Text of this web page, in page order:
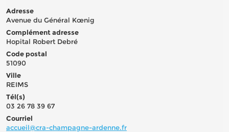
Adresse
Avenue du Général Kœnig
Complément adresse
Hopital Robert Debré
Code postal
51090
Ville
REIMS
Tél(s)
03 26 78 39 67
Courriel
accueil@cra-champagne-ardenne.fr